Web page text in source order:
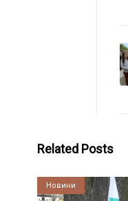
Related Posts
Култура
Новини